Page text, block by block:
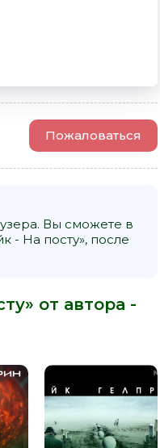
Пожаловаться
Вы сможете в
- На посту», после
от автора -